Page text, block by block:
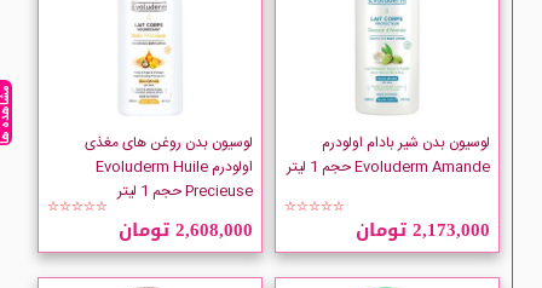
CHIARA AMBRA
CINTHOL
CLIVEN
COMEON
لوسیون بدن شیر بادام اولودرم
Evoluderm Amande حجم 1 لیتر
☆☆☆☆☆
2,173,000 تومان
لوسیون بدن روغن های مغذی
اولودرم Evoluderm Huile
Precieuse حجم 1 لیتر
☆☆☆☆☆
2,608,000 تومان